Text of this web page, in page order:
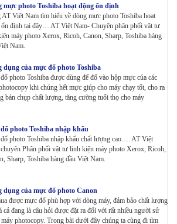
màu Toshiba E-Studio 5015AC Renew
KONICA MINOLTA Bizhub 367 Renew
Konica Minolta Bizhub C1085 | 6085 |
Ricoh MP 7503 Renew
mực photo Toshiba hoạt động ổn định
AT Việt Nam tìm hiểu về dòng mực photo Toshiba hoạt
ổn định tại đây… AT Việt Nam- Chuyên phân phối vật tư
máy photo Xerox, Ricoh, Canon, Sharp, Toshiba hàng
Nam.
dụng của mực đổ photo Toshiba
photo Toshiba được dùng để đổ vào hộp mực của các
khi chúng hết mực giúp cho máy chạy tốt, cho ra
bản chụp chất lượng, tăng cường tuổi thọ cho máy
photo Toshiba nhập khẩu
photo Toshiba nhập khẩu chất lượng cao…. AT Việt
Phân phối vật tư linh kiện máy photo Xerox, Ricoh,
Sharp, Toshiba hàng đầu Việt Nam.
dụng của mực đổ photo Canon
được mực đổ phù hợp với dòng máy, đảm bảo chất lượng
cả đang là câu hỏi được đặt ra đối với rất nhiều người sử
photocopy. Trong bài dưới đây chúng ta cùng đi tìm